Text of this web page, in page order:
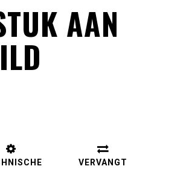
AAN
VERVANGT